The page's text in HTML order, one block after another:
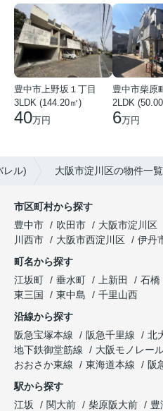
豊中市上野坂１丁目
3LDK (144.20㎡)
40万円
豊中市柴原
2LDK
6万円
レル) 大阪市淀川区の物件一覧
市区町村から探す
豊中市
吹田市 大阪市淀川区
川西市
大阪市西淀川区 伊丹
町名から探す
江坂町
垂水町 上新田 石橋
東三国
東中島
千里山西
沿線から探す
阪急宝塚本線
阪急千里線
北
地下鉄御堂筋線
大阪モノレー
おおさか東線
東海道本線 阪
駅から探す
江坂
関大前 柴原阪大前 豊